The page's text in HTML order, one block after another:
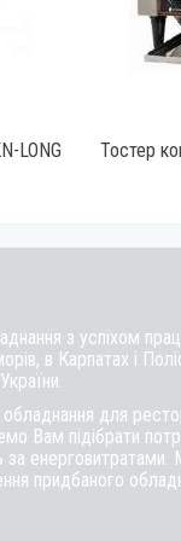
LONG
Тостер
з успіхом
в Карпатах і
для
Вам підібрати
енерговитратами.
придбаного